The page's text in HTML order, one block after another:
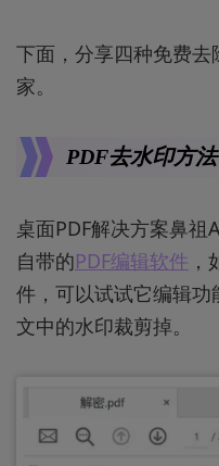
下面，分享四种免费
家。
PDF去水印方
桌面PDF解决方案鼻
自带的PDF编辑软件
件，可以试试它编辑功
文中的水印裁剪掉。